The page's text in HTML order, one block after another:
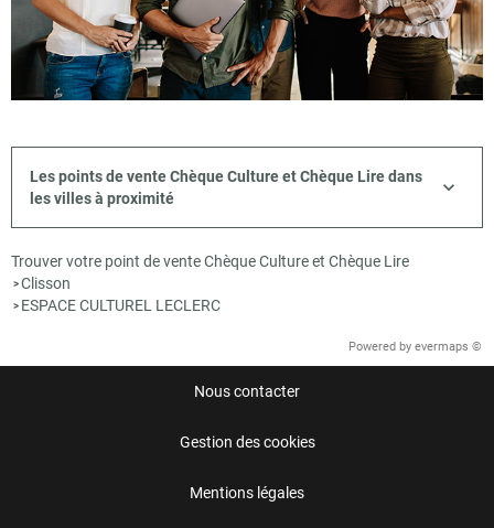
Les points de vente Chèque Culture et Chèque Lire dans
les villes à proximité
Trouver votre point de vente Chèque Culture et Chèque Lire
>Clisson
> ESPACE CULTUREL LECLERC
Powered by evermaps ©
Nous contacter
Gestion des cookies
Mentions légales